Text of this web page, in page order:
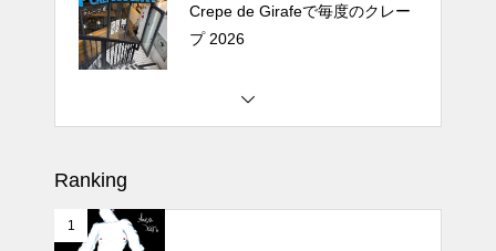
Crepe de Girafeで毎度のクレー
プ 2026
Ranking
1